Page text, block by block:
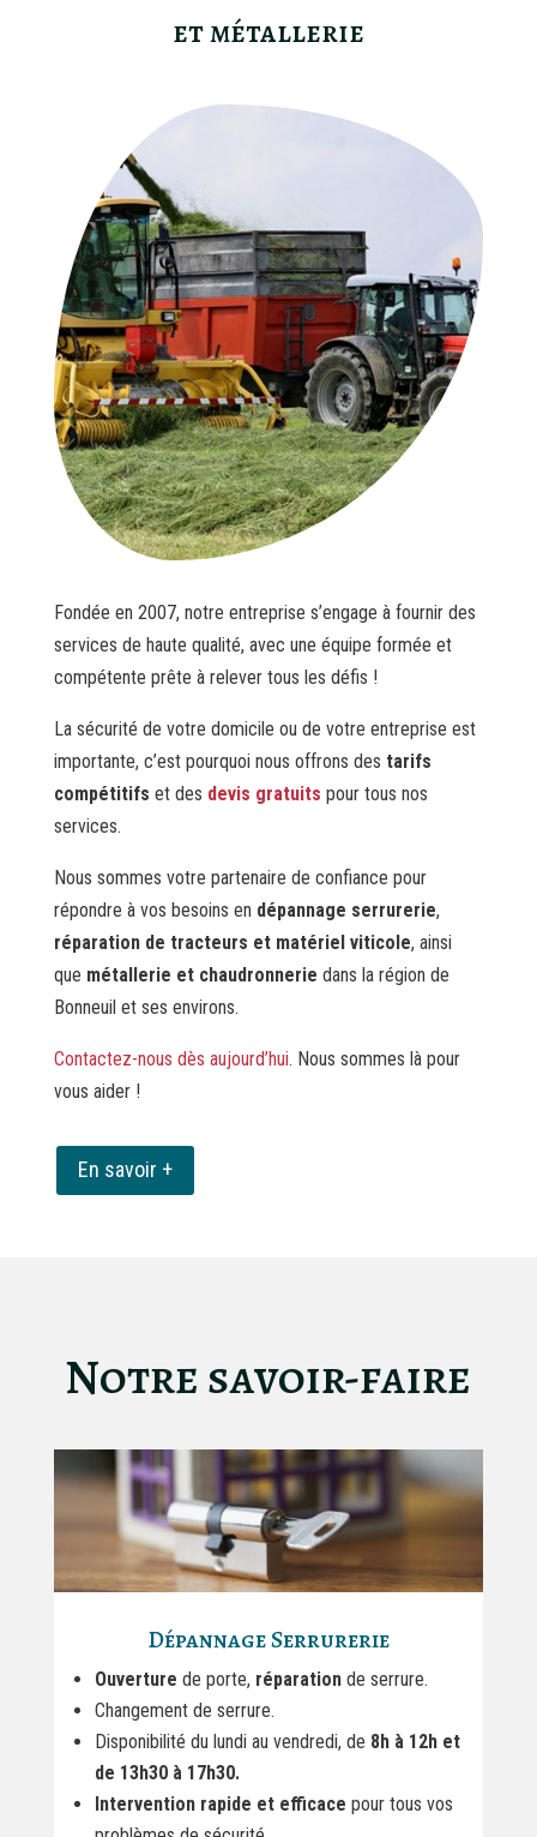
et métallerie
Fondée en 2007, notre entreprise s’engage à fournir des
services de haute qualité, avec une équipe formée et
compétente prête à relever tous les défis !
La sécurité de votre domicile ou de votre entreprise est
importante, c’est pourquoi nous offrons des tarifs
compétitifs et des devis gratuits pour tous nos
services.
Nous sommes votre partenaire de confiance pour
répondre à vos besoins en dépannage serrurerie,
réparation de tracteurs et matériel viticole, ainsi
que métallerie et chaudronnerie dans la région de
Bonneuil et ses environs.
Contactez-nous dès aujourd’hui. Nous sommes là pour
vous aider !
En savoir +
Notre savoir-faire
Dépannage Serrurerie
Ouverture de porte, réparationde serrure.
Changement de serrure.
Disponibilité du lundi au vendredi, de 8h à 12h et
de 13h30 à 17h30.
Intervention rapide et efficace pour tous vos